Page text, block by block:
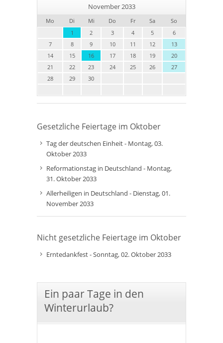
November 2033
Mo Di Mi Do Fr Sa
So
1
2 3 4 5
6
7
8 9 10 11 12
13
14
15 16 17 18 19
20
21
22 23 24 25 26
27
28
29 30
Gesetzliche Feiertage im Oktober
Tag der deutschen Einheit - Montag, 03.
Oktober 2033
Reformationstag in Deutschland - Montag,
31. Oktober 2033
Allerheiligen in Deutschland - Dienstag, 01.
November 2033
Nicht gesetzliche Feiertage im Oktober
Erntedankfest - Sonntag, 02. Oktober 2033
Ein paar Tage in den
Winterurlaub?